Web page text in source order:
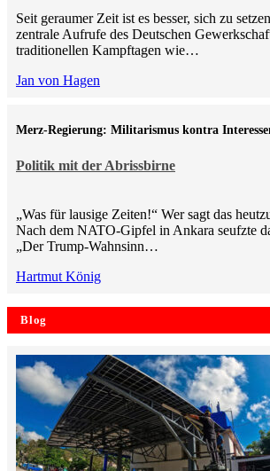
Seit geraumer Zeit ist es besser, sich zu
zentrale Aufrufe des Deutschen
traditionellen Kampftagen wie…
Jan von Hagen
Politik mit der Abrissbirne
Merz-Regierung: Militarismus kontra
„Was für lausige Zeiten!“ Wer sagt das
Nach dem NATO-Gipfel in Ankara seufzte
„Der Trump-Wahnsinn…
Hartmut König
Blog